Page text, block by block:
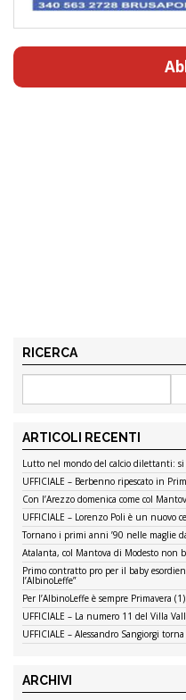
RICERCA
ARTICOLI RECENTI
Lutto nel mondo del calcio dilettanti: si
UFFICIALE – Berbenno ripescato in
Con l’Arezzo domenica come col
UFFICIALE – Lorenzo Poli è un nuovo
Tornano i primi anni ’90 nelle maglie
Atalanta, col Mantova di Modesto non
Primo contratto pro per il baby
l’AlbinoLeffe”
Per l’AlbinoLeffe è sempre Primavera
UFFICIALE – La numero 11 del Villa
UFFICIALE – Alessandro Sangiorgi
ARCHIVI